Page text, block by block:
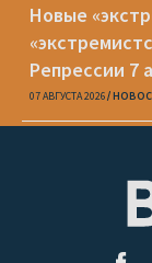
Новые
Репрессии 7
07 АВГУСТА 2026